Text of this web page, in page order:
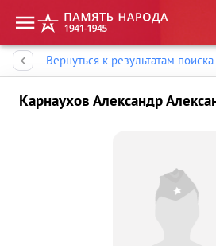
Вернуться к результатам поиска
Карнаухов Александр
Память народа